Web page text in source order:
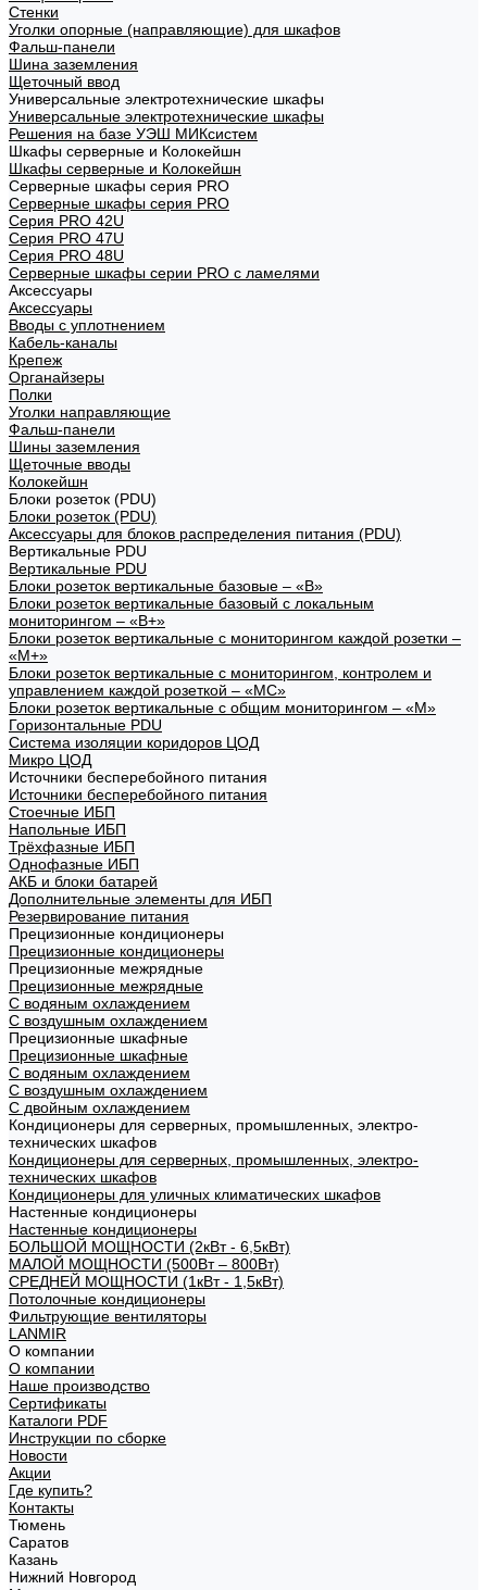
Стенки
Уголки опорные (направляющие) для шкафов
Фальш-панели
Шина заземления
Щеточный ввод
Универсальные электротехнические шкафы
Универсальные электротехнические шкафы
Решения на базе УЭШ МИКсистем
Шкафы серверные и Колокейшн
Шкафы серверные и Колокейшн
Серверные шкафы серия PRO
Серверные шкафы серия PRO
Серия PRO 42U
Серия PRO 47U
Серия PRO 48U
Серверные шкафы серии PRO с ламелями
Аксессуары
Аксессуары
Вводы с уплотнением
Кабель-каналы
Крепеж
Органайзеры
Полки
Уголки направляющие
Фальш-панели
Шины заземления
Щеточные вводы
Колокейшн
Блоки розеток (PDU)
Блоки розеток (PDU)
Аксессуары для блоков распределения питания (PDU)
Вертикальные PDU
Вертикальные PDU
Блоки розеток вертикальные базовые – «В»
Блоки розеток вертикальные базовый с локальным
мониторингом – «В+»
Блоки розеток вертикальные с мониторингом каждой розетки –
«М+»
Блоки розеток вертикальные с мониторингом, контролем и
управлением каждой розеткой – «МС»
Блоки розеток вертикальные с общим мониторингом – «М»
Горизонтальные PDU
Система изоляции коридоров ЦОД
Микро ЦОД
Источники бесперебойного питания
Источники бесперебойного питания
Стоечные ИБП
Напольные ИБП
Трёхфазные ИБП
Однофазные ИБП
АКБ и блоки батарей
Дополнительные элементы для ИБП
Резервирование питания
Прецизионные кондиционеры
Прецизионные кондиционеры
Прецизионные межрядные
Прецизионные межрядные
С водяным охлаждением
С воздушным охлаждением
Прецизионные шкафные
Прецизионные шкафные
С водяным охлаждением
С воздушным охлаждением
С двойным охлаждением
Кондиционеры для серверных, промышленных, электро-
технических шкафов
Кондиционеры для серверных, промышленных, электро-
технических шкафов
Кондиционеры для уличных климатических шкафов
Настенные кондиционеры
Настенные кондиционеры
БОЛЬШОЙ МОЩНОСТИ (2кВт - 6,5кВт)
МАЛОЙ МОЩНОСТИ (500Вт – 800Вт)
СРЕДНЕЙ МОЩНОСТИ (1кВт - 1,5кВт)
Потолочные кондиционеры
Фильтрующие вентиляторы
LANMIR
О компании
О компании
Наше производство
Сертификаты
Каталоги PDF
Инструкции по сборке
Новости
Акции
Где купить?
Контакты
Тюмень
Саратов
Казань
Нижний Новгород